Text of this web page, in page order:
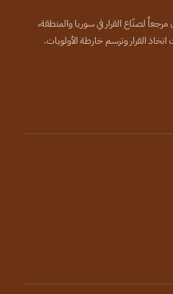
لصنّاع القرار في سوريا والمنطقة،
القرار وترسم خارطة الأولويات.